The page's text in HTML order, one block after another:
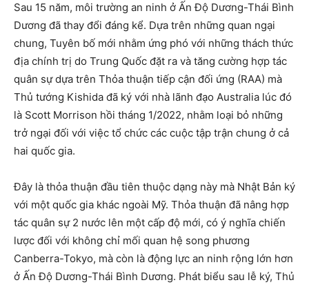
Sau 15 năm, môi trường an ninh ở Ấn Độ Dương-Thái Bình
Dương đã thay đổi đáng kể. Dựa trên những quan ngại
chung, Tuyên bố mới nhằm ứng phó với những thách thức
địa chính trị do Trung Quốc đặt ra và tăng cường hợp tác
quân sự dựa trên Thỏa thuận tiếp cận đối ứng (RAA) mà
Thủ tướng Kishida đã ký với nhà lãnh đạo Australia lúc đó
là Scott Morrison hồi tháng 1/2022, nhằm loại bỏ những
trở ngại đối với việc tổ chức các cuộc tập trận chung ở cả
hai quốc gia.
Đây là thỏa thuận đầu tiên thuộc dạng này mà Nhật Bản ký
với một quốc gia khác ngoài Mỹ. Thỏa thuận đã nâng hợp
tác quân sự 2 nước lên một cấp độ mới, có ý nghĩa chiến
lược đối với không chỉ mối quan hệ song phương
Canberra-Tokyo, mà còn là động lực an ninh rộng lớn hơn
ở Ấn Độ Dương-Thái Bình Dương. Phát biểu sau lễ ký, Thủ